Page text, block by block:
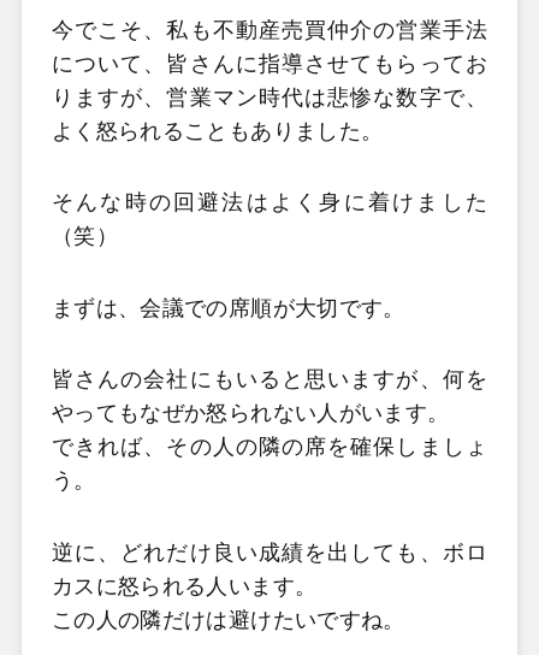
今でこそ、私も不動産売買仲介の営業手法
について、皆さんに指導させてもらってお
りますが、営業マン時代は悲惨な数字で、
よく怒られることもありました。
そんな時の回避法はよく身に着けました
（笑）
まずは、会議での席順が大切です。
皆さんの会社にもいると思いますが、何を
やってもなぜか怒られない人がいます。
できれば、その人の隣の席を確保しましょ
う。
逆に、どれだけ良い成績を出しても、ボロ
カスに怒られる人います。
この人の隣だけは避けたいですね。